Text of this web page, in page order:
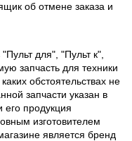
об отмене заказа и
для", "Пульт к",
запчасть для техники
обстоятельствах не
запчасти указан в
его продукция
изготовителем
является бренд